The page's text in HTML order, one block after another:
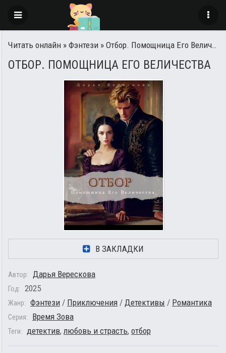
Читать онлайн » Фэнтези » Отбор. Помощница Его Величества
ОТБОР. ПОМОЩНИЦА ЕГО ВЕЛИЧЕСТВА
В ЗАКЛАДКИ
Автор: Дарья Верескова
Год: 2025
Жанр: Фэнтези / Приключения / Детективы / Романтика
Серия: Время Зова
Теги: детектив, любовь и страсть, отбор